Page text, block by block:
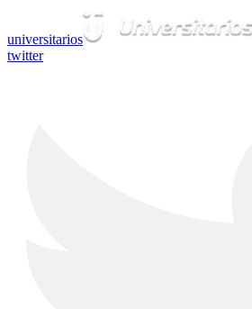
universitarios
twitter